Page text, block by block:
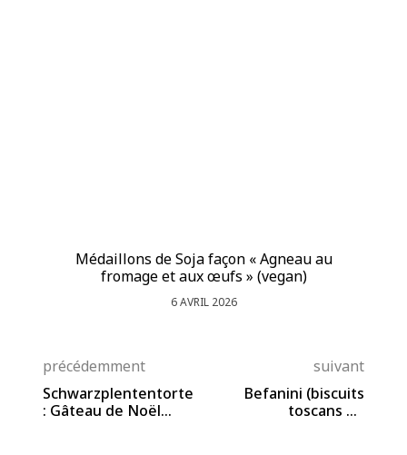
Médaillons de Soja façon « Agneau au
fromage et aux œufs » (vegan)
6 AVRIL 2026
précédemment
Schwarzplententorte
: Gâteau de Noël
suivant
Befanini (biscuits
toscans de